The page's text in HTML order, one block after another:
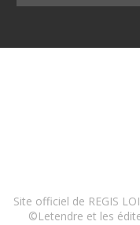
Site officiel de REGIS
©Letendre et les